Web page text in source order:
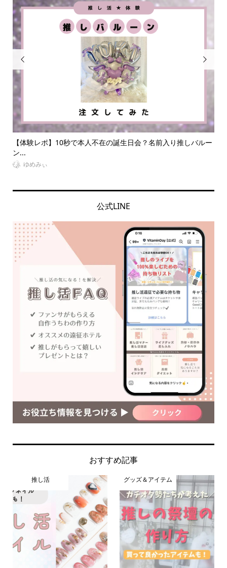

【体験レポ】10秒で本人不在の誕生日会？名前入り推しバルー
ン...
ゆめみぃ
【体

公式LINE
おすすめ記事
推し活 グッズ＆アイテム